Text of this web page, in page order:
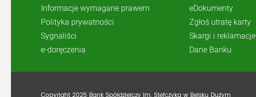
Informacje wymagane prawem
Polityka prywatności
Sygnaliści
e-doręczenia
eDokumenty
Zgłoś utratę karty
Skargi i reklamacje
Dane Banku
Copyright 2025 Bank Spółdzielczy im. Stefczyka w Belsku Dużym